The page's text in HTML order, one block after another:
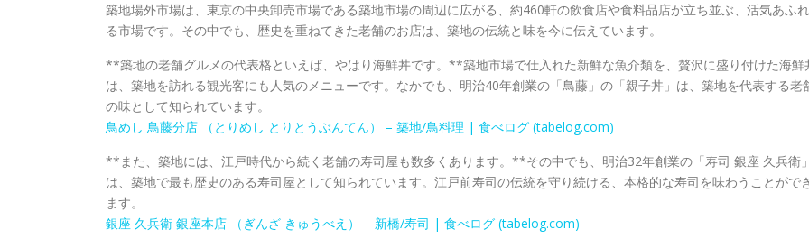
築地場外市場は、東京の中央卸売市場である築地市場の周辺に広がる、約460軒の飲食店や食料品店が立ち並ぶ、活気あふれ
る市場です。その中でも、歴史を重ねてきた老舗のお店は、築地の伝統と味を今に伝えています。
**築地の老舗グルメの代表格といえば、やはり海鮮丼です。**築地市場で仕入れた新鮮な魚介類を、贅沢に盛り付けた海鮮
は、築地を訪れる観光客にも人気のメニューです。なかでも、明治40年創業の「鳥藤」の「親子丼」は、築地を代表する老
の味として知られています。
鳥めし 鳥藤分店 （とりめし とりとうぶんてん） – 築地/鳥料理 | 食べログ (tabelog.com)
**また、築地には、江戸時代から続く老舗の寿司屋も数多くあります。**その中でも、明治32年創業の「寿司 銀座 久兵衛
は、築地で最も歴史のある寿司屋として知られています。江戸前寿司の伝統を守り続ける、本格的な寿司を味わうことがで
ます。
銀座 久兵衛 銀座本店 （ぎんざ きゅうべえ） – 新橋/寿司 | 食べログ (tabelog.com)